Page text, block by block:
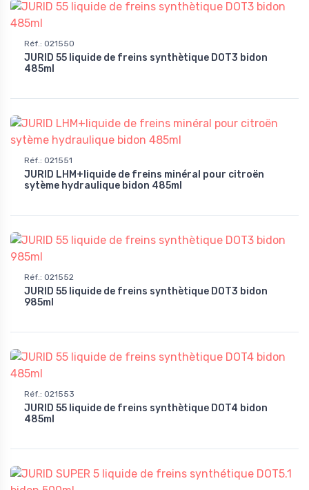
Réf. : 021550
JURID 55 liquide de freins synthètique DOT3 bidon
485ml
Réf. : 021551
JURID LHM+liquide de freins minéral pour citroën
sytème hydraulique bidon 485ml
Réf. : 021552
JURID 55 liquide de freins synthètique DOT3 bidon
985ml
Réf. : 021553
JURID 55 liquide de freins synthètique DOT4 bidon
485ml